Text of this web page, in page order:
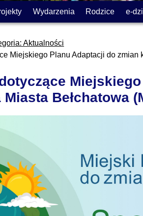
Wydarzenia Rodzice e-
Aktualności
Miejskiego Planu Adaptacji do zmian
Bełchatowa